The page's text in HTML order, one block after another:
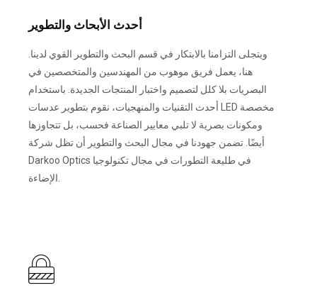
أحدث الأبحاث والتطوير
ويتجلى التزامنا بالابتكار في قسم البحث والتطوير القوي لدينا.
هنا، يعمل فريق موهوب من المهندسين والمتخصصين في
البصريات بلا كلل لتصميم واختبار المنتجات الجديدة. باستخدام
أحدث التقنيات والمنهجيات، نقوم بتطوير عدسات LED مخصصة
ومكونات بصرية لا تلبي معايير الصناعة فحسب، بل تتجاوزها
أيضًا. تضمن جهودنا في مجال البحث والتطوير أن تظل شركة
Darkoo Optics في طليعة التطورات في مجال تكنولوجيا